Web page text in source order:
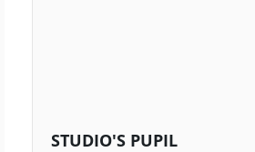
STUDIO'S PUPIL